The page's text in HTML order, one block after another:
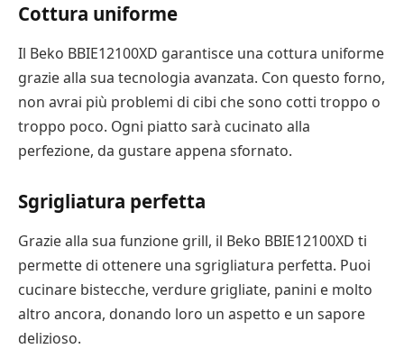
Cottura uniforme
Il Beko BBIE12100XD garantisce una cottura uniforme
grazie alla sua tecnologia avanzata. Con questo forno,
non avrai più problemi di cibi che sono cotti troppo o
troppo poco. Ogni piatto sarà cucinato alla
perfezione, da gustare appena sfornato.
Sgrigliatura perfetta
Grazie alla sua funzione grill, il Beko BBIE12100XD ti
permette di ottenere una sgrigliatura perfetta. Puoi
cucinare bistecche, verdure grigliate, panini e molto
altro ancora, donando loro un aspetto e un sapore
delizioso.